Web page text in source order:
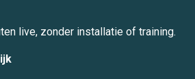
live, zonder installatie of training.